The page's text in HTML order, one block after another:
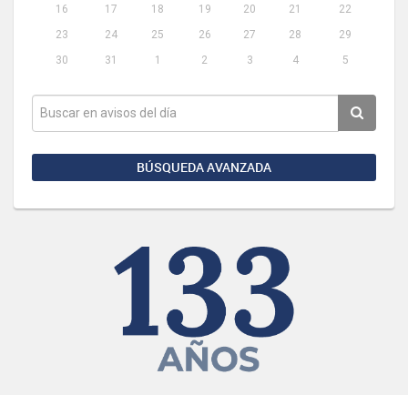
16
17 18 19 20 21
22
23
24 25 26 27 28
29
30
31 1 2 3 4 5
BÚSQUEDA AVANZADA